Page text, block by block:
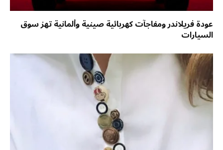
عودة فريلاندر ومفاجآت كهربائية صينية وألمانية تهز سوق
السيارات